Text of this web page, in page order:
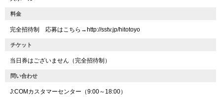
料金
完全招待制 応募はこちら→http://sstv.jp/hitotoyo
チケット
当日券はございません（完全招待制）
問い合わせ
J:COMカスタマーセンター（9:00～18:00）